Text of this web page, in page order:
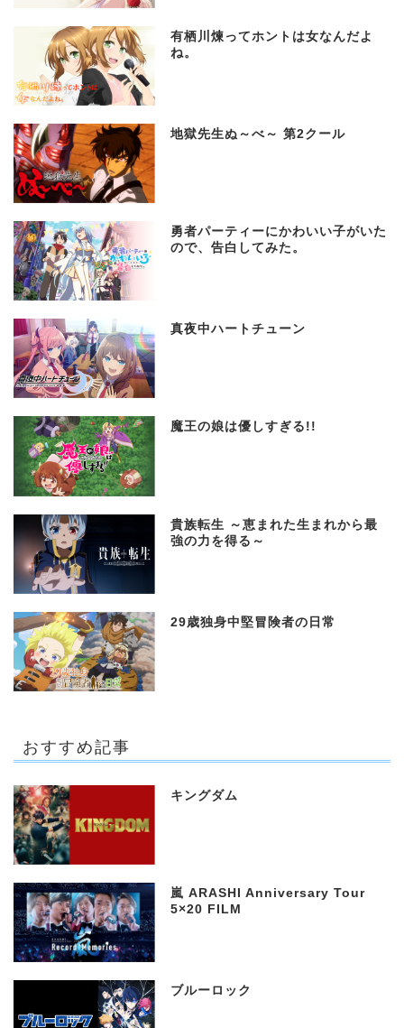
有栖川煉ってホントは女なんだよ
ね。
地獄先生ぬ～べ～ 第2クール
勇者パーティーにかわいい子がいた
ので、告白してみた。
真夜中ハートチューン
魔王の娘は優しすぎる!!
貴族転生 ～恵まれた生まれから最
強の力を得る～
29歳独身中堅冒険者の日常
おすすめ記事
キングダム
嵐 ARASHI Anniversary Tour
5×20 FILM
ブルーロック